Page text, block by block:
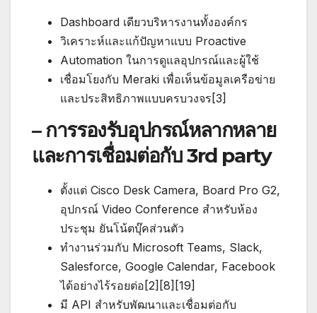
Dashboard เดียวบริหารงานทั้งองค์กร
วิเคราะห์และแก้ปัญหาแบบ Proactive
Automation ในการดูแลอุปกรณ์และผู้ใช้
เชื่อมโยงกับ Meraki เพื่อเห็นข้อมูลเครือข่าย
และประสิทธิภาพแบบครบวงจร[3]
– การรองรับอุปกรณ์หลากหลาย
และการเชื่อมต่อกับ 3rd party
ตั้งแต่ Cisco Desk Camera, Board Pro G2,
อุปกรณ์ Video Conference สำหรับห้อง
ประชุม ยันโน้ตบุ๊คส่วนตัว
ทำงานร่วมกับ Microsoft Teams, Slack,
Salesforce, Google Calendar, Facebook
ได้อย่างไร้รอยต่อ[2][8][19]
มี API สำหรับพัฒนาและเชื่อมต่อกับ